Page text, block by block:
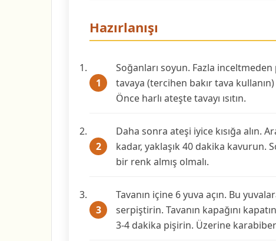
Hazırlanışı
Soğanları soyun. Fazla incelt­meden
tavaya (tercihen bakır tava
Önce harlı ateşte tava­yı ısıtın.
Daha sonra ateşi iyice kısığa alın.
kadar, yaklaşık 40 dakika kavurun.
bir renk almış olmalı.
Tavanın içine 6 yuva açın. Bu
serpişti­rin. Tavanın kapağını
3-4 dakika pişirin. Üzerine